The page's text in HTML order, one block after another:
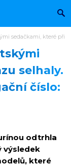
sedačkami, které při
selhaly.
číslo:
odtrhla
výsledek
které